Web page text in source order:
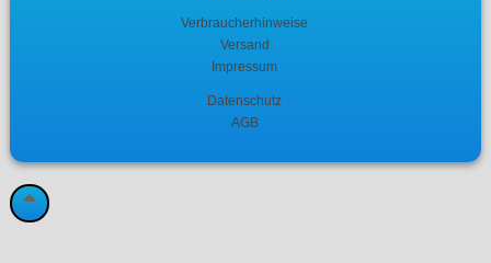
Verbraucherhinweise
Versand
Impressum
Datenschutz
AGB